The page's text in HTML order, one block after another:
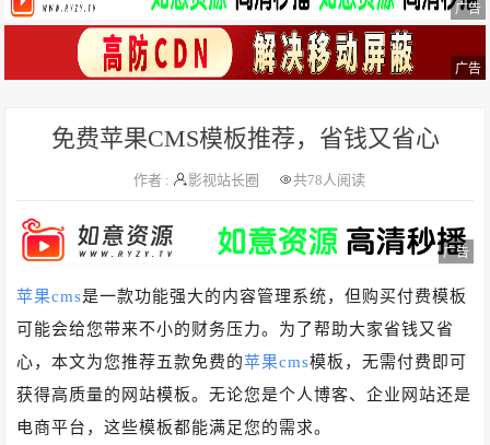
广告
广告
免费苹果CMS模板推荐，省钱又省心
作者 : 影视站长圈 共78人阅读
广告
苹果cms是一款功能强大的内容管理系统，但购买付费模板
可能会给您带来不小的财务压力。为了帮助大家省钱又省
心，本文为您推荐五款免费的苹果cms模板，无需付费即可
获得高质量的网站模板。无论您是个人博客、企业网站还是
电商平台，这些模板都能满足您的需求。